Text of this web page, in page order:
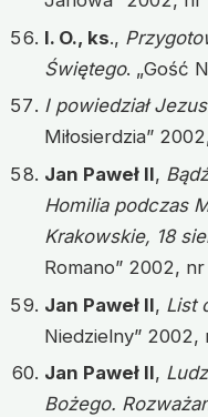
I. O., ks.,
Świętego. „Gość
I powiedział
Miłosierdzia”
Jan Paweł II,
Homilia podczas
Krakowskie, 18
Romano” 2002,
Jan Paweł II, List
Niedzielny” 2002,
Jan Paweł II,
Bożego.